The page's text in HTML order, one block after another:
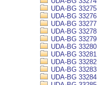
UDA-BG 33275
UDA-BG 33276
UDA-BG 33277
UDA-BG 33278
UDA-BG 33279
UDA-BG 33280
UDA-BG 33281
UDA-BG 33282
UDA-BG 33283
UDA-BG 33284